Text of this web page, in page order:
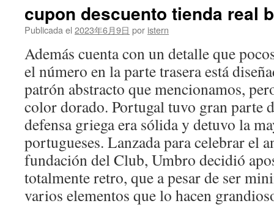
cupon descuento tienda real
Publicada el 2023年6月9日 por istern
Además cuenta con un detalle que
el número en la parte trasera está
patrón abstracto que mencionamos,
color dorado. Portugal tuvo gran parte
defensa griega era sólida y detuvo la
portugueses. Lanzada para celebrar el
fundación del Club, Umbro decidió
totalmente retro, que a pesar de ser
varios elementos que lo hacen